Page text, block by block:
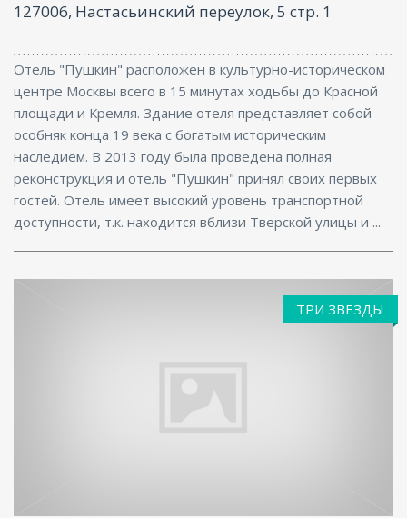
127006, Настасьинский переулок, 5 стр. 1
Отель "Пушкин" расположен в культурно-историческом
центре Москвы всего в 15 минутах ходьбы до Красной
площади и Кремля. Здание отеля представляет собой
особняк конца 19 века с богатым историческим
наследием. В 2013 году была проведена полная
реконструкция и отель "Пушкин" принял своих первых
гостей. Отель имеет высокий уровень транспортной
доступности, т.к. находится вблизи Тверской улицы и ...
ТРИ ЗВЕЗДЫ